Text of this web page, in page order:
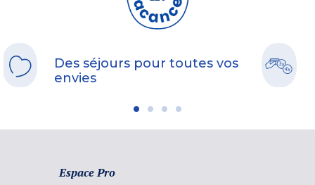
Des séjours pour toutes vos
envies
Espace Pro